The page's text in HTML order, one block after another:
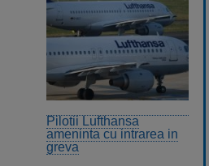
Pilotii Lufthansa
ameninta cu intrarea in
greva